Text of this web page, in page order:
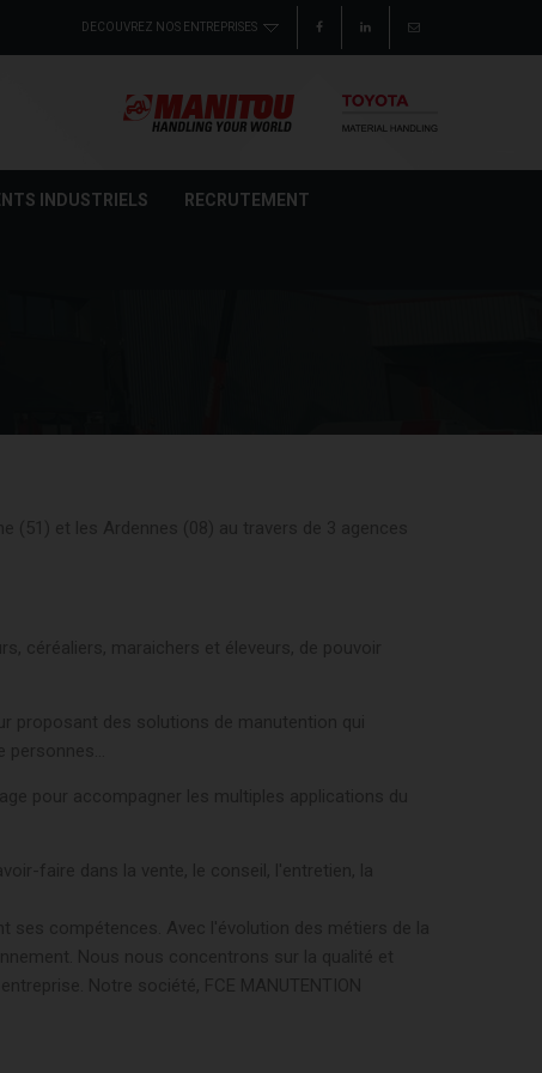
INDUSTRIELS RECRUTEMENT
(51) et les Ardennes (08) au travers de 3 agences
céréaliers, maraichers et éleveurs, de pouvoir
proposant des solutions de manutention qui
pour accompagner les multiples applications du
faire dans la vente, le conseil, l'entretien, la